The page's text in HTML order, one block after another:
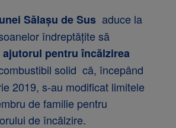
Sălașu de Sus aduce la
îndreptăţite să
ajutorul pentru încălzirea
solid că, începând
2019, s-au modificat limitele
de familie pentru
de încălzire.